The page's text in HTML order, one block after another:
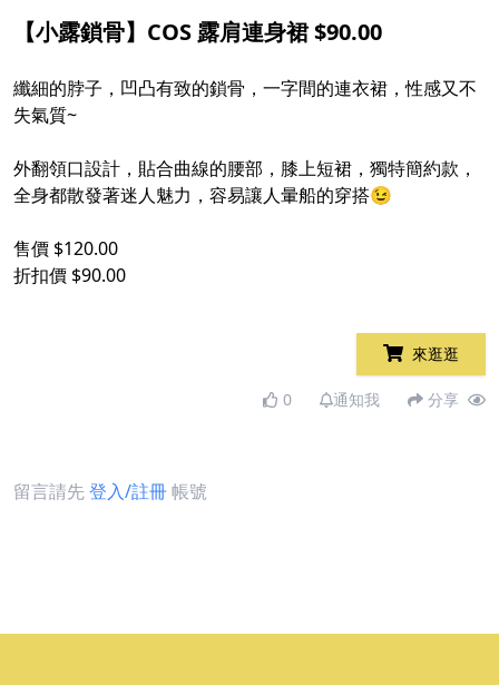
【小露鎖骨】COS 露肩連身裙 $90.00
纖細的脖子，凹凸有致的鎖骨，一字間的連衣裙，性感又不
失氣質~
外翻領口設計，貼合曲線的腰部，膝上短裙，獨特簡約款，
全身都散發著迷人魅力，容易讓人暈船的穿搭😉
售價 $120.00
折扣價 $90.00
來逛逛
0 通知我 分享
留言請先登入/註冊帳號